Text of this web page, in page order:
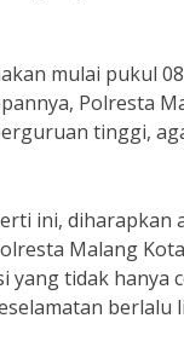
mulai pukul
Polresta
tinggi,
ini, diharapkan
Malang
yang tidak hanya
berlalu